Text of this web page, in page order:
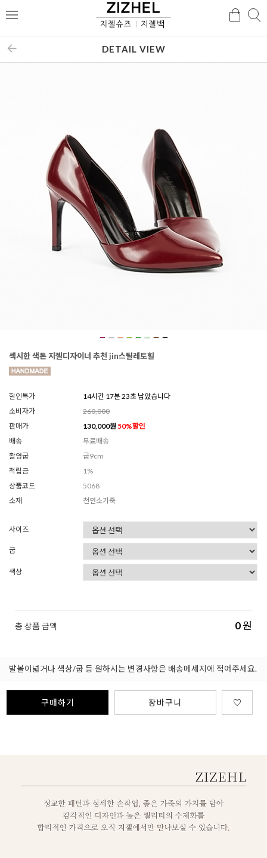
메
검
DETAIL VIEW
섹시한 색톤 지젤디자이너 추천 jin스틸레토힐
할인특가
14시간 17분 21초 남았습니다
소비자가
260,000
판매가
130,000원 50%할인
배송
무료배송
촬영굽
굽9cm
적립금
1%
상품코드
5068
소재
천연소가죽
사이즈
굽
색상
총 상품 금액 0원
발볼이넓거나 색상/굽 등 원하시는 변경사항은 배송메세지에 적어주세요.
구매하기 장바구니 ♡